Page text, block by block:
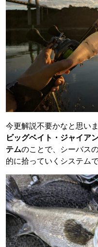
今更解説不要かなと思いま
ビッグベイト・ジャイア
テムのことで、シーバス
的に拾っていくシステムで